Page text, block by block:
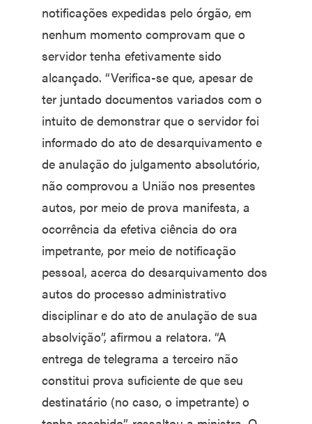
notificações expedidas pelo órgão, em
nenhum momento comprovam que o
servidor tenha efetivamente sido
alcançado. “Verifica-se que, apesar de
ter juntado documentos variados com o
intuito de demonstrar que o servidor foi
informado do ato de desarquivamento e
de anulação do julgamento absolutório,
não comprovou a União nos presentes
autos, por meio de prova manifesta, a
ocorrência da efetiva ciência do ora
impetrante, por meio de notificação
pessoal, acerca do desarquivamento dos
autos do processo administrativo
disciplinar e do ato de anulação de sua
absolvição”, afirmou a relatora. “A
entrega de telegrama a terceiro não
constitui prova suficiente de que seu
destinatário (no caso, o impetrante) o